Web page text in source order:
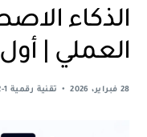
الذكاء
العملي |
28 فبراير، 2026 تقنية رقمية 1-2